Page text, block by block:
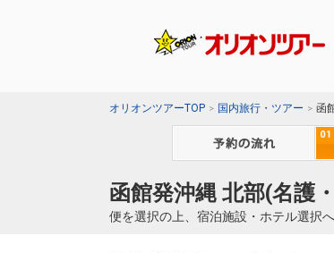
オリオンツアーTOP 国内旅行・ツアー 函
函館発沖縄 北部(名護
便を選択の上、宿泊施設・ホテル選択